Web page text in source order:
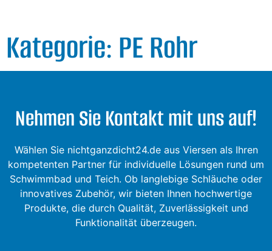
Kategorie: PE Rohr
Nehmen Sie Kontakt mit uns auf!
Wählen Sie nichtganzdicht24.de aus Viersen als Ihren
kompetenten Partner für individuelle Lösungen rund um
Schwimmbad und Teich. Ob langlebige Schläuche oder
innovatives Zubehör, wir bieten Ihnen hochwertige
Produkte, die durch Qualität, Zuverlässigkeit und
Funktionalität überzeugen.